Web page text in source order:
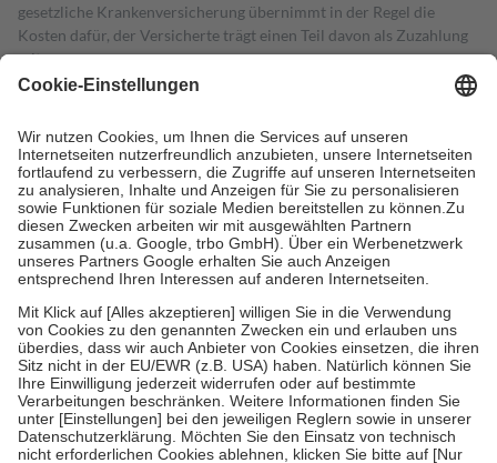
gesetzliche Krankenversicherung übernimmt in der Regel die
Kosten dafür, der Versicherte trägt einen Teil davon als Zuzahlung
mit.
Grundsätzlich leisten Mitglieder Zuzahlungen in Höhe von zehn
höchstens zehn Euro.
Es sind jedoch nie mehr als die tatsächlichen
Kosten der Leistung zu entrichten.
Diese Regeln gelten grundsätzlich auch für Online-Apotheken.
Bei Heilmitteln und häuslicher Krankenpflege beträgt die
Zuzahlung zehn Prozent der Kosten sowie zehn Euro je
Verordnung.
Um das Engagement der Versicherten für ihre eigene Gesundheit zu
stärken und die besondere Stellung der Familie zu unterstützen,
fallenkeine Zuzahlungenan bei:
• Kindern und Jugendlichen bis zum vollendeten 18. Lebensjahr
mit Ausnahme der Fahrkosten
• Untersuchungen zur Vorsorge und Früherkennung, die von der
GKV getragen werden
• empfohlenen Schutzimpfungen
• Harn- und Blutteststreifen